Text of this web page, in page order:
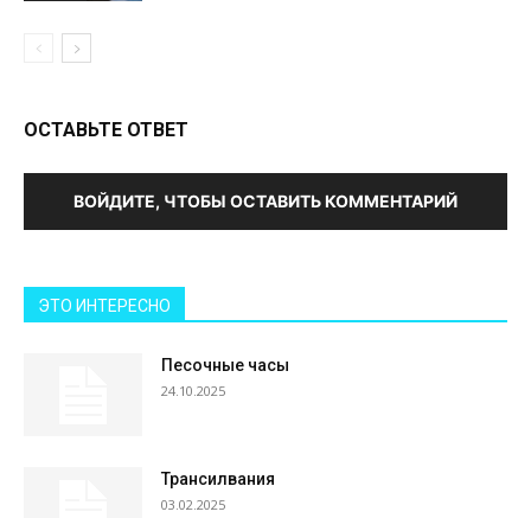
ОСТАВЬТЕ ОТВЕТ
ВОЙДИТЕ, ЧТОБЫ ОСТАВИТЬ КОММЕНТАРИЙ
ЭТО ИНТЕРЕСНО
Песочные часы
24.10.2025
Трансилвания
03.02.2025